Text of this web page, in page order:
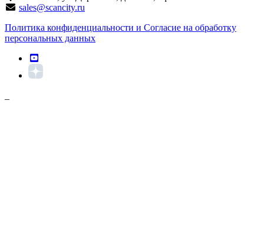
sales@scancity.ru
Политика конфиденциальности и Согласие на обработку
персональных данных